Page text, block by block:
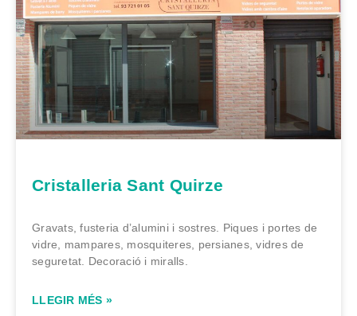
Cristalleria Sant Quirze
Gravats, fusteria d’alumini i sostres. Piques i portes de
vidre, mampares, mosquiteres, persianes, vidres de
seguretat. Decoració i miralls.
LLEGIR MÉS »